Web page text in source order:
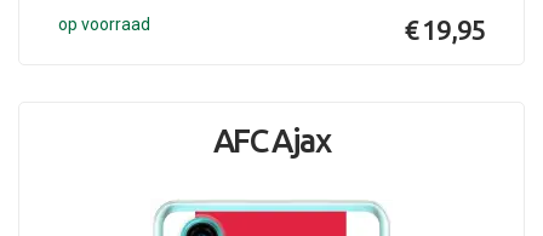
op voorraad € 19,95
AFC Ajax